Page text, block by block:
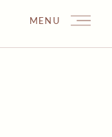
MENU